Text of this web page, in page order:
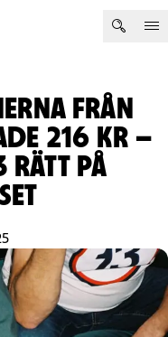
FRÅN
216 KR –
RÄTT PÅ